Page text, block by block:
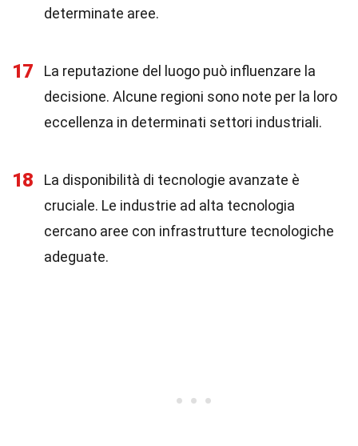
determinate aree.
17
La reputazione del luogo può influenzare la
decisione. Alcune regioni sono note per la loro
eccellenza in determinati settori industriali.
18
La disponibilità di tecnologie avanzate è
cruciale. Le industrie ad alta tecnologia
cercano aree con infrastrutture tecnologiche
adeguate.